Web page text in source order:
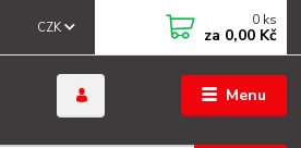
Menu
CZK 0 ks
za 0,00 Kč